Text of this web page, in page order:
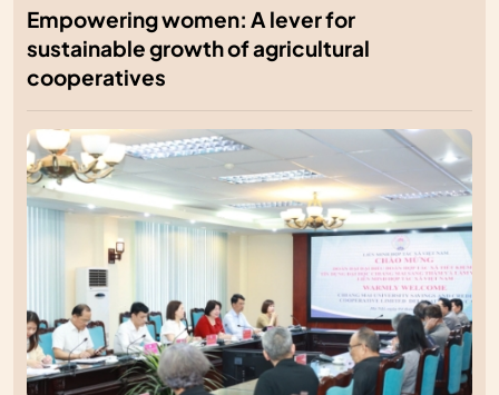
Empowering women: A lever for
sustainable growth of agricultural
cooperatives